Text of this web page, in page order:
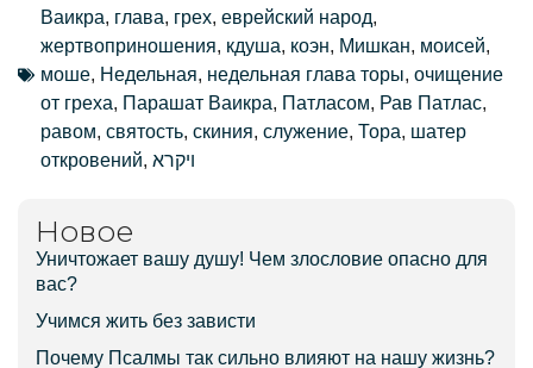
Ваикра, глава, грех, еврейский народ,
жертвоприношения, кдуша, коэн, Мишкан, моисей,
моше, Недельная, недельная глава торы, очищение
от греха, Парашат Ваикра, Патласом, Рав Патлас,
равом, святость, скиния, служение, Тора, шатер
откровений,
Новое
Уничтожает вашу душу! Чем злословие опасно для
вас?
Учимся жить без зависти
Почему Псалмы так сильно влияют на нашу жизнь?